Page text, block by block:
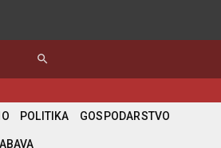
search
POLITIKA GOSPODARSTVO